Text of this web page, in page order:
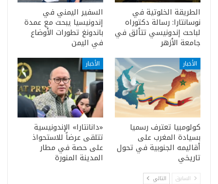
الطريقة الخلوتية في
نوسانتارا: رسالة دكتوراه
لباحث إندونيسي تتألق في
جامعة الأزهر
السفير اليمني في
إندونيسيا يبحث مع عمدة
باندونغ تطورات الأوضاع
في اليمن
الأخبار
كولومبيا تعترف رسميا
بسيادة المغرب على
أقاليمه الجنوبية في تحول
تاريخي
الأخبار
«دانانتارا» الإندونيسية
تتلقى عرضاً للاستحواذ
على حصة في مطار
المدينة المنورة
السابق التالي